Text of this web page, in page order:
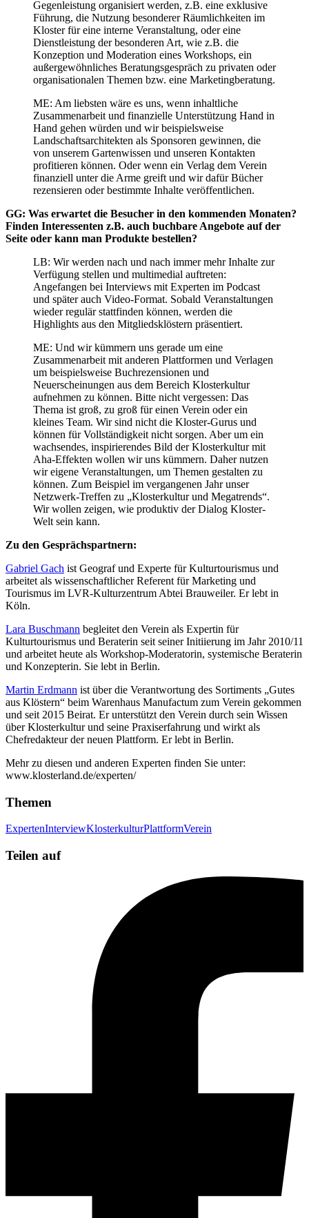
Gegenleistung organisiert werden, z.B. eine exklusive
Führung, die Nutzung besonderer Räumlichkeiten im
Kloster für eine interne Veranstaltung, oder eine
Dienstleistung der besonderen Art, wie z.B. die
Konzeption und Moderation eines Workshops, ein
außergewöhnliches Beratungsgespräch zu privaten oder
organisationalen Themen bzw. eine Marketingberatung.
ME: Am liebsten wäre es uns, wenn inhaltliche
Zusammenarbeit und finanzielle Unterstützung Hand in
Hand gehen würden und wir beispielsweise
Landschaftsarchitekten als Sponsoren gewinnen, die
von unserem Gartenwissen und unseren Kontakten
profitieren können. Oder wenn ein Verlag dem Verein
finanziell unter die Arme greift und wir dafür Bücher
rezensieren oder bestimmte Inhalte veröffentlichen.
GG: Was erwartet die Besucher in den kommenden Monaten?
Finden Interessenten z.B. auch buchbare Angebote auf der
Seite oder kann man Produkte bestellen?
LB: Wir werden nach und nach immer mehr Inhalte zur
Verfügung stellen und multimedial auftreten:
Angefangen bei Interviews mit Experten im Podcast
und später auch Video-Format. Sobald Veranstaltungen
wieder regulär stattfinden können, werden die
Highlights aus den Mitgliedsklöstern präsentiert.
ME: Und wir kümmern uns gerade um eine
Zusammenarbeit mit anderen Plattformen und Verlagen
um beispielsweise Buchrezensionen und
Neuerscheinungen aus dem Bereich Klosterkultur
aufnehmen zu können. Bitte nicht vergessen: Das
Thema ist groß, zu groß für einen Verein oder ein
kleines Team. Wir sind nicht die Kloster-Gurus und
können für Vollständigkeit nicht sorgen. Aber um ein
wachsendes, inspirierendes Bild der Klosterkultur mit
Aha-Effekten wollen wir uns kümmern. Daher nutzen
wir eigene Veranstaltungen, um Themen gestalten zu
können. Zum Beispiel im vergangenen Jahr unser
Netzwerk-Treffen zu „Klosterkultur und Megatrends“.
Wir wollen zeigen, wie produktiv der Dialog Kloster-
Welt sein kann.
Zu den Gesprächspartnern:
Gabriel Gach ist Geograf und Experte für Kulturtourismus und
arbeitet als wissenschaftlicher Referent für Marketing und
Tourismus im LVR-Kulturzentrum Abtei Brauweiler. Er lebt in
Köln.
Lara Buschmann begleitet den Verein als Expertin für
Kulturtourismus und Beraterin seit seiner Initiierung im Jahr 2010/11
und arbeitet heute als Workshop-Moderatorin, systemische Beraterin
und Konzepterin. Sie lebt in Berlin.
Martin Erdmann ist über die Verantwortung des Sortiments „Gutes
aus Klöstern“ beim Warenhaus Manufactum zum Verein gekommen
und seit 2015 Beirat. Er unterstützt den Verein durch sein Wissen
über Klosterkultur und seine Praxiserfahrung und wirkt als
Chefredakteur der neuen Plattform. Er lebt in Berlin.
Mehr zu diesen und anderen Experten finden Sie unter:
www.klosterland.de/experten/
Themen
ExpertenInterviewKlosterkulturPlattformVerein
Teilen auf